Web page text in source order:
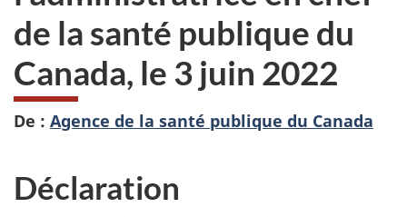
de la santé publique du
Canada, le 3 juin 2022
De : Agence de la santé publique du Canada
Déclaration